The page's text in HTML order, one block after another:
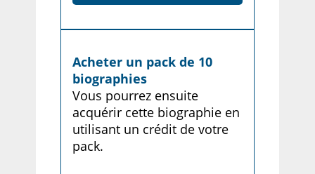
Acheter un pack de 10
biographies
Vous pourrez ensuite
acquérir cette biographie en
utilisant un crédit de votre
pack.